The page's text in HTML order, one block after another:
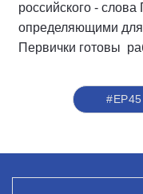
российского -
определяющими для
Первички готовы
#ЕР45